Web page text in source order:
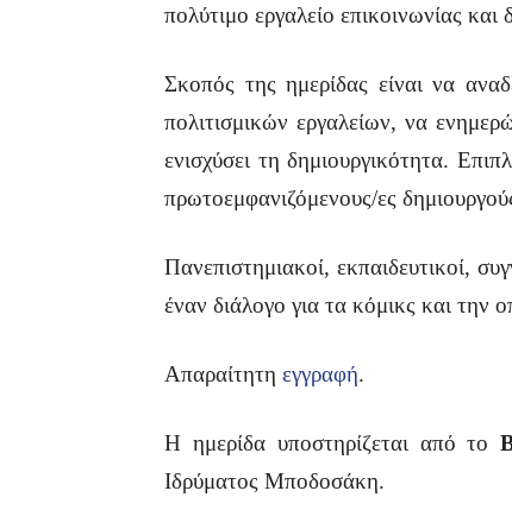
πολύτιμο εργαλείο επικοινωνίας
Σκοπός της ημερίδας είναι να
πολιτισμικών εργαλείων, να
ενισχύσει τη δημιουργικότητα.
πρωτοεμφανιζόμενους/ες
Πανεπιστημιακοί, εκπαιδευτικοί,
έναν διάλογο για τα κόμικς και την
Απαραίτητη εγγραφή.
Η ημερίδα υποστηρίζεται από το
Ιδρύματος Μποδοσάκη.